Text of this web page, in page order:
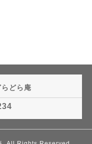
どら庵